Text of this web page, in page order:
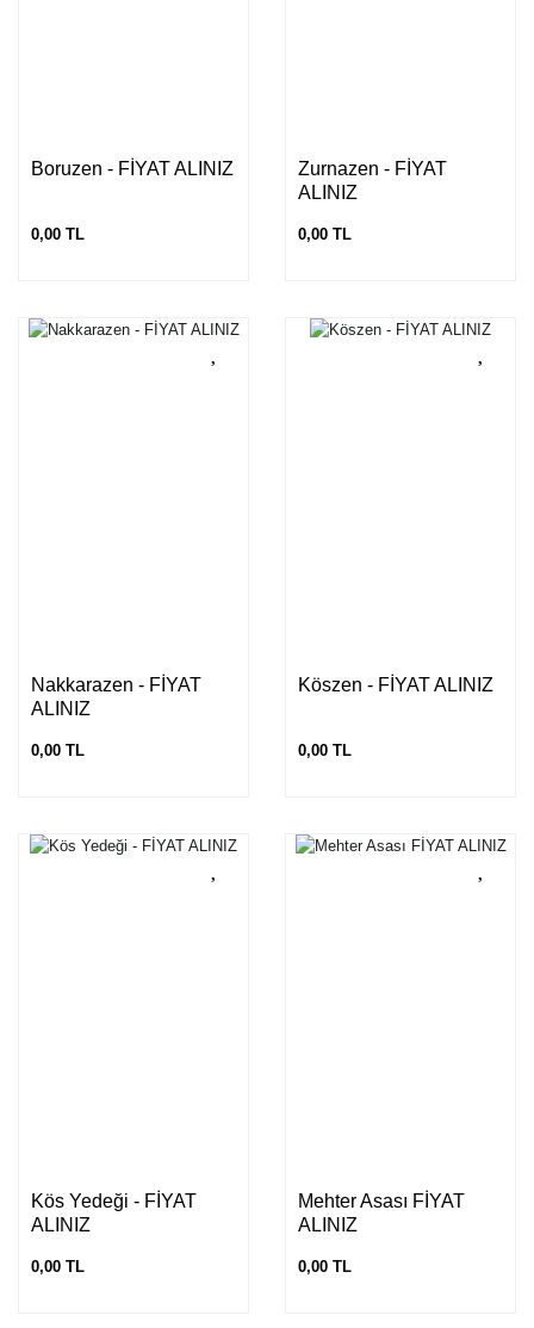
Boruzen - FİYAT ALINIZ
0,00 TL
Zurnazen - FİYAT
ALINIZ
0,00 TL
Nakkarazen - FİYAT
ALINIZ
0,00 TL
Köszen - FİYAT ALINIZ
0,00 TL
Kös Yedeği - FİYAT
ALINIZ
0,00 TL
Mehter Asası FİYAT
ALINIZ
0,00 TL